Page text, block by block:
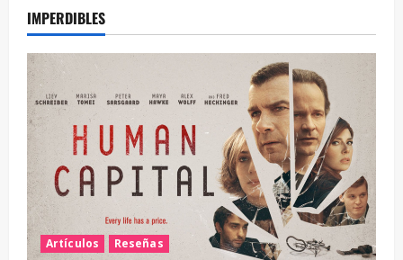
IMPERDIBLES
Artículos Reseñas